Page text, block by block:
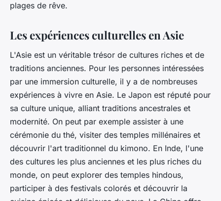
plages de rêve.
Les expériences culturelles en Asie
L'Asie est un véritable trésor de cultures riches et de
traditions anciennes. Pour les personnes intéressées
par une immersion culturelle, il y a de nombreuses
expériences à vivre en Asie. Le Japon est réputé pour
sa culture unique, alliant traditions ancestrales et
modernité. On peut par exemple assister à une
cérémonie du thé, visiter des temples millénaires et
découvrir l'art traditionnel du kimono. En Inde, l'une
des cultures les plus anciennes et les plus riches du
monde, on peut explorer des temples hindous,
participer à des festivals colorés et découvrir la